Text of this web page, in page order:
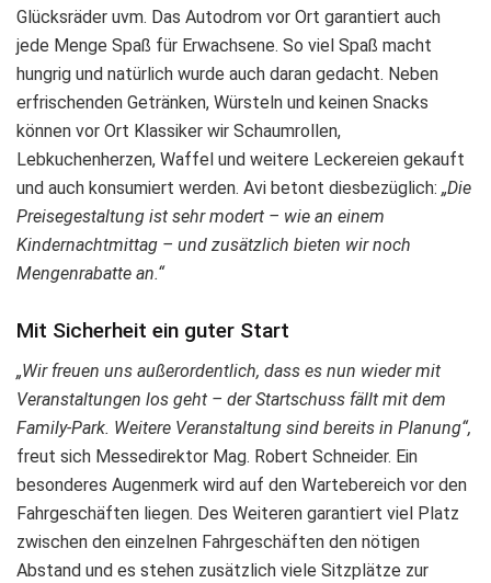
Glücksräder uvm. Das Autodrom vor Ort garantiert auch
jede Menge Spaß für Erwachsene. So viel Spaß macht
hungrig und natürlich wurde auch daran gedacht. Neben
erfrischenden Getränken, Würsteln und keinen Snacks
können vor Ort Klassiker wir Schaumrollen,
Lebkuchenherzen, Waffel und weitere Leckereien gekauft
und auch konsumiert werden. Avi betont diesbezüglich: „Die
Preisegestaltung ist sehr modert – wie an einem
Kindernachtmittag – und zusätzlich bieten wir noch
Mengenrabatte an.“
Mit Sicherheit ein guter Start
„Wir freuen uns außerordentlich, dass es nun wieder mit
Veranstaltungen los geht – der Startschuss fällt mit dem
Family-Park. Weitere Veranstaltung sind bereits in Planung“,
freut sich Messedirektor Mag. Robert Schneider. Ein
besonderes Augenmerk wird auf den Wartebereich vor den
Fahrgeschäften liegen. Des Weiteren garantiert viel Platz
zwischen den einzelnen Fahrgeschäften den nötigen
Abstand und es stehen zusätzlich viele Sitzplätze zur